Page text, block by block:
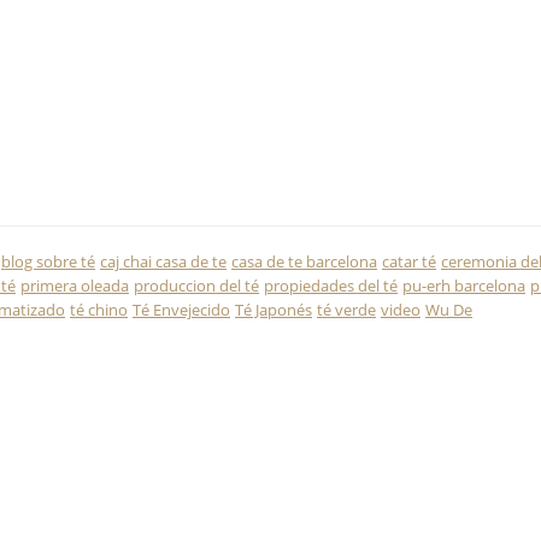
blog sobre té caj chai casa de te casa de te barcelona catar té ceremonia
primera oleada produccion del té propiedades del té pu-erh barcelona
té chino Té Envejecido Té Japonés té verde video Wu De